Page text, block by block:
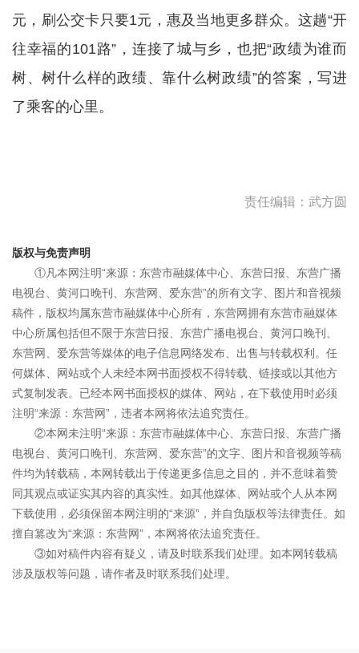
元，刷公交卡只要1元，惠及当地更多群众。这趟“开
往幸福的101路”，连接了城与乡，也把“政绩为谁而
树、树什么样的政绩、靠什么树政绩”的答案，写进
了乘客的心里。
责任编辑：武方圆
版权与免责声明
①凡本网注明“来源：东营市融媒体中心、东营日报、东营广播
电视台、黄河口晚刊、东营网、爱东营”的所有文字、图片和音视频
稿件，版权均属东营市融媒体中心所有，东营网拥有东营市融媒体
中心所属包括但不限于东营日报、东营广播电视台、黄河口晚刊、
东营网、爱东营等媒体的电子信息网络发布、出售与转载权利。任
何媒体、网站或个人未经本网书面授权不得转载、链接或以其他方
式复制发表。已经本网书面授权的媒体、网站，在下载使用时必须
注明“来源：东营网”，违者本网将依法追究责任。
②本网未注明“来源：东营市融媒体中心、东营日报、东营广播
电视台、黄河口晚刊、东营网、爱东营”的文字、图片和音视频等稿
件均为转载稿，本网转载出于传递更多信息之目的，并不意味着赞
同其观点或证实其内容的真实性。如其他媒体、网站或个人从本网
下载使用，必须保留本网注明的“来源”，并自负版权等法律责任。如
擅自篡改为“来源：东营网”，本网将依法追究责任。
③如对稿件内容有疑义，请及时联系我们处理。如本网转载稿
涉及版权等问题，请作者及时联系我们处理。